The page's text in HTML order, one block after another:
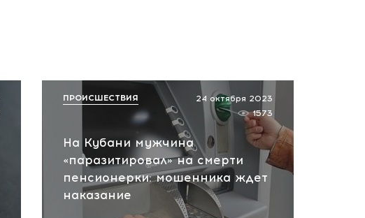
На Кубани мужчина
«паразитировал» на смерти
пенсионерки: мошенника ждет
наказание
24 октября 2023
1573
ПРОИСШЕСТВИЯ